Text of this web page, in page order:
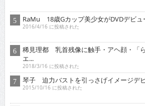
RaMu 18歳Gカップ美少女がDVDデビュ
2016/4/16 に投稿された
稀見理都 乳首残像に触手・アヘ顔・「
エ...
2018/3/16 に投稿された
琴子 迫力バストを引っさげイメージデ
2015/10/16 に投稿された